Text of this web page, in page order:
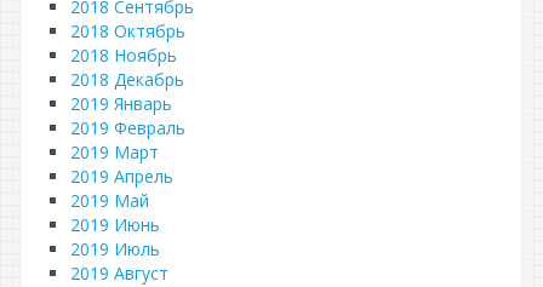
2018 Сентябрь
2018 Октябрь
2018 Ноябрь
2018 Декабрь
2019 Январь
2019 Февраль
2019 Март
2019 Апрель
2019 Май
2019 Июнь
2019 Июль
2019 Август